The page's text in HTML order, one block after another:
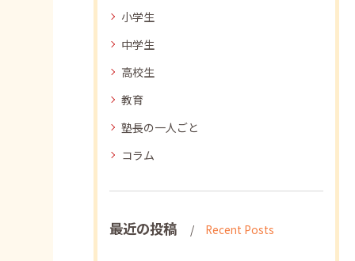
小学生
中学生
高校生
教育
塾長の一人ごと
コラム
最近の投稿 Recent Posts